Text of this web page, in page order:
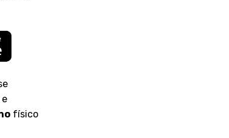
e
físico